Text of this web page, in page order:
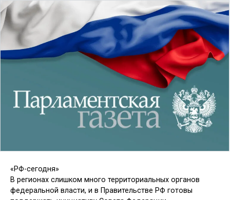
«РФ-сегодня»
В регионах слишком много территориальных органов
федеральной власти, и в Правительстве РФ готовы